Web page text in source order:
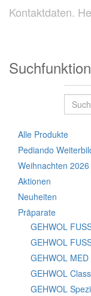
Kontaktdaten.
Alle Produkte
Pediando
Weihnachten 2026
Aktionen
Neuheiten
Präparate
GEHWOL
GEHWOL
GEHWOL MED
GEHWOL
GEHWOL